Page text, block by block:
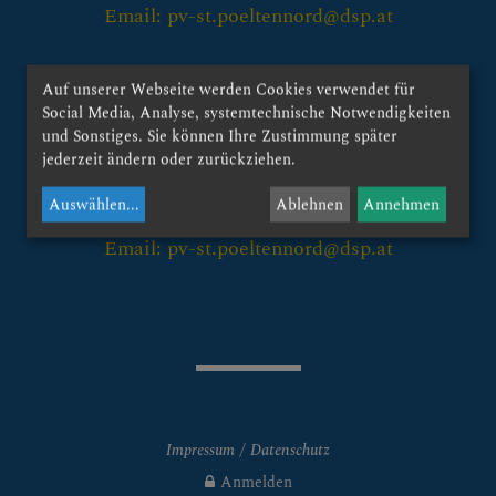
Gottesdienstzeiten
Termine
Aktionen & Feste
MissioMonat - Oktober
Nikolausaktion
Adventbastelmarkt
Fastenaktion
Lange Nacht der
Kirchen
Email: pv-st.poeltennord@dsp.at
Kontakt:
röm. kath. Stadtpfarramt St. Pölten-Viehofen
Austinstrasse 21
3107 St. Pölten-Traisenpark
Tel.: +43-2742-361934
Email: pv-st.poeltennord@dsp.at
Impressum
Datenschutz
Anmelden
Auf unserer Webseite werden Cookies verwendet für
Social Media, Analyse, systemtechnische Notwendigkeiten
und Sonstiges. Sie können Ihre Zustimmung später
jederzeit ändern oder zurückziehen.
Auswählen... Ablehnen Annehmen